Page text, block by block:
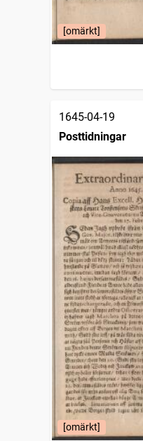
[omärkt]
1645-04-19
Posttidningar
[omärkt]